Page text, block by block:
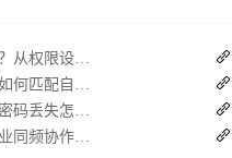
如何轻松管理接而连频道的成员？从权限设置到高效协作全指南
接而连的收费模式有哪些？企业如何匹配自身需求？
接而连本地化免费版系统管理员密码丢失怎么办？两种解决方案帮你快速恢复权限
接而连的频道功能：如何成为企业同频协作的高效枢纽？